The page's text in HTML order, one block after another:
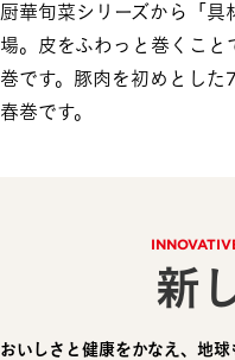
厨華旬菜シリーズから「
場。皮をふわっと巻くこ
巻です。豚肉を初めとし
春巻です。
新
おいしさと健康をかなえ、地